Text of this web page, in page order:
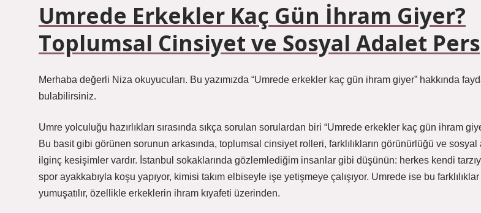
Umrede Erkekler Kaç Gün İhram Giyer?
Toplumsal Cinsiyet ve Sosyal Adalet
Merhaba değerli Niza okuyucuları. Bu yazımızda “Umrede erkekler kaç gün ihram giyer” hakkında
bulabilirsiniz.
Umre yolculuğu hazırlıkları sırasında sıkça sorulan sorulardan biri “Umrede erkekler kaç gün ihram
Bu basit gibi görünen sorunun arkasında, toplumsal cinsiyet rolleri, farklılıkların görünürlüğü ve
ilginç kesişimler vardır. İstanbul sokaklarında gözlemlediğim insanlar gibi düşünün: herkes kendi
spor ayakkabıyla koşu yapıyor, kimisi takım elbiseyle işe yetişmeye çalışıyor. Umrede ise bu
yumuşatılır, özellikle erkeklerin ihram kıyafeti üzerinden.